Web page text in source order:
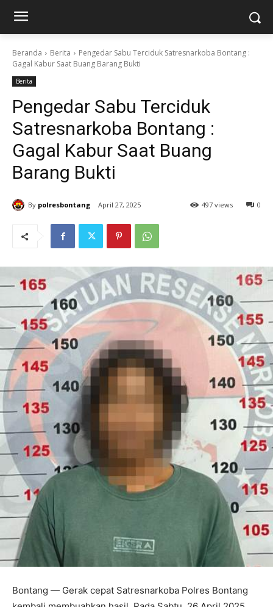
Beranda Berita
Pengedar Sabu Terciduk Satresnarkoba Bontang :
Gagal Kabur Saat Buang Barang Bukti
Berita
Pengedar Sabu Terciduk
Satresnarkoba Bontang :
Gagal Kabur Saat Buang
Barang Bukti
By polresbontang April 27, 2025 0
497 views
Bontang — Gerak cepat Satresnarkoba Polres Bontang